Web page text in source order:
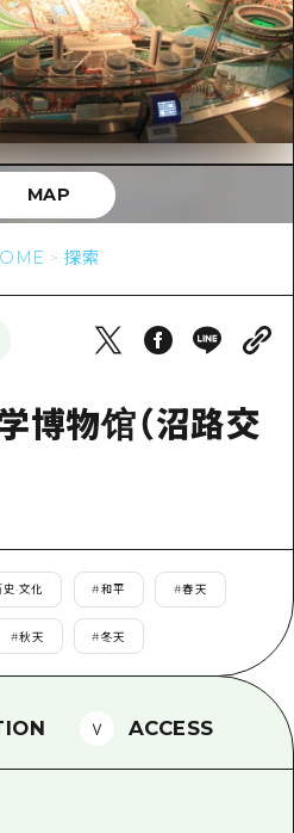
行
门票
运送服务
客的街角旅游信息中心
探索
博物馆（沼路交
史·文化 #和平 #春天
#秋天 #冬天
MAP
ACCESS